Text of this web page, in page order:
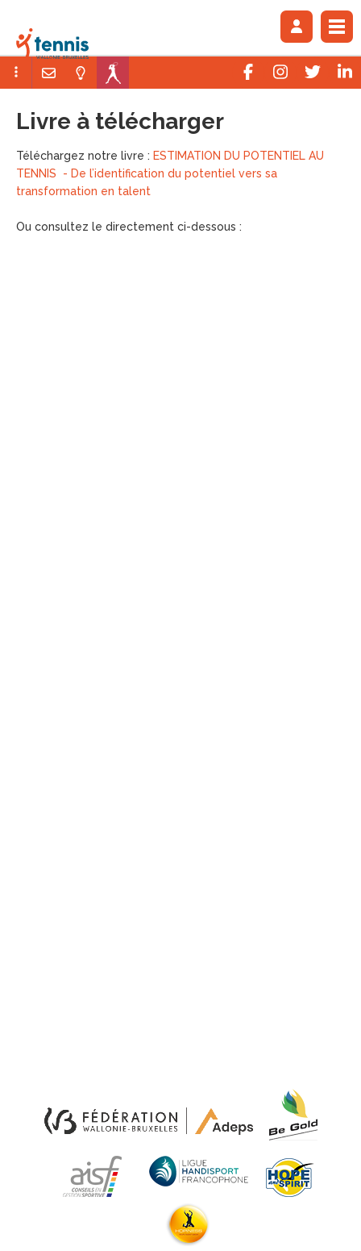
Livre à télécharger
Téléchargez notre livre : ESTIMATION DU POTENTIEL AU
TENNIS - De l’identification du potentiel vers sa
transformation en talent
Ou consultez le directement ci-dessous :